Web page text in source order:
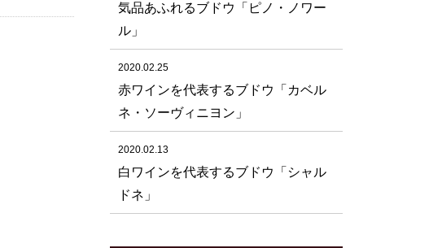
気品あふれるブドウ「ピノ・ノワー
ル」
2020.02.25
赤ワインを代表するブドウ「カベル
ネ・ソーヴィニヨン」
2020.02.13
白ワインを代表するブドウ「シャル
ドネ」